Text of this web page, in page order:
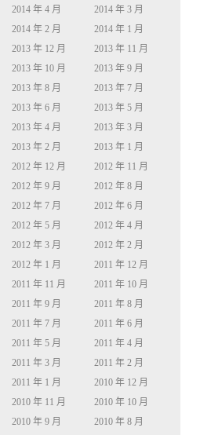
2014 年 4 月
2014 年 3 月
2014 年 2 月
2014 年 1 月
2013 年 12 月
2013 年 11 月
2013 年 10 月
2013 年 9 月
2013 年 8 月
2013 年 7 月
2013 年 6 月
2013 年 5 月
2013 年 4 月
2013 年 3 月
2013 年 2 月
2013 年 1 月
2012 年 12 月
2012 年 11 月
2012 年 9 月
2012 年 8 月
2012 年 7 月
2012 年 6 月
2012 年 5 月
2012 年 4 月
2012 年 3 月
2012 年 2 月
2012 年 1 月
2011 年 12 月
2011 年 11 月
2011 年 10 月
2011 年 9 月
2011 年 8 月
2011 年 7 月
2011 年 6 月
2011 年 5 月
2011 年 4 月
2011 年 3 月
2011 年 2 月
2011 年 1 月
2010 年 12 月
2010 年 11 月
2010 年 10 月
2010 年 9 月
2010 年 8 月